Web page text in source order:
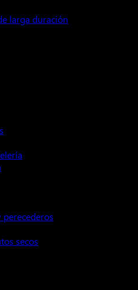
larga duración
perecederos
secos